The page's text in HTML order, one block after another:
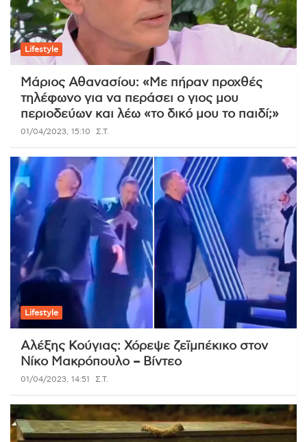
Lifestyle
Μάριος Αθανασίου: «Με πήραν προχθές
τηλέφωνο για να περάσει ο γιος μου
περιοδεύων και λέω «το δικό μου το παιδί;»
01/04/2023, 15:10 Σ.Τ.
Lifestyle
Αλέξης Κούγιας: Χόρεψε ζεϊμπέκικο στον
Νίκο Μακρόπουλο – Βίντεο
01/04/2023, 14:51 Σ.Τ.